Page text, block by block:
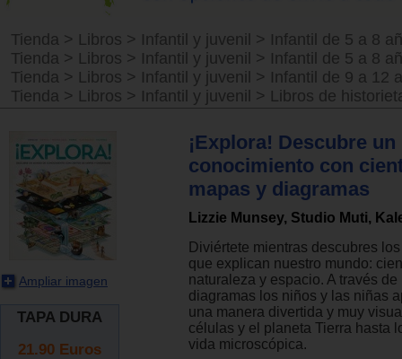
Tienda > Libros > Infantil y juvenil > Infantil de 5 a 8
Tienda > Libros > Infantil y juvenil > Infantil de 5 a 8
Tienda > Libros > Infantil y juvenil > Infantil de 9 a 12
Tienda > Libros > Infantil y juvenil > Libros de
Ampliar imagen
TAPA DURA
21.90 Euros
¡Explora! Descubre
conocimiento con
mapas y diagramas
Lizzie Munsey, Studio Muti,
Diviértete mientras descubres
que explican nuestro mundo:
naturaleza y espacio. A través de
diagramas los niños y las niñas
una manera divertida y muy
células y el planeta Tierra hasta
vida microscópica.